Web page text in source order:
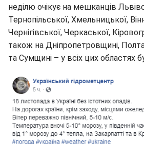
неділю очікує на мешканців
Тернопільської, Хмельницької,
Чернігівської, Черкаської,
також на Дніпропетровщині,
та Сумщині – у всіх цих областях